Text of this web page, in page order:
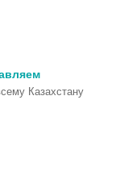
Казахстану